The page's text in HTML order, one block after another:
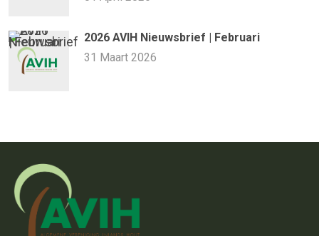
2026 AVIH Nieuwsbrief | Februari
31 Maart 2026